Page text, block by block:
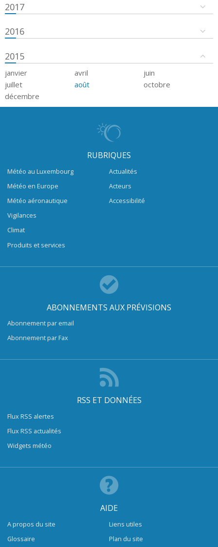
2017
2016
2015
janvier avril
juin
juillet
août
octobre
décembre
RUBRIQUES
Météo au Luxembourg
Météo en Europe
Météo aéronautique
Vigilances
Climat
Produits et services
Actualités
Acteurs
Accessibilité
ABONNEMENTS AUX PRÉVISIONS
Abonnement par email
Abonnement par Fax
RSS ET DONNÉES
Flux RSS alertes
Flux RSS actualités
Widgets météo
AIDE
A propos du site
Glossaire
Liens utiles
Plan du site